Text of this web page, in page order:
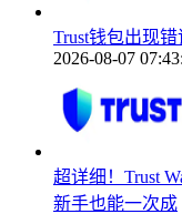
Trust钱包出现
2026-08-07
超详细！Trust
新手也能一次成